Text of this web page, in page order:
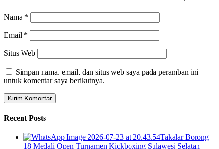
Nama *
Email *
Situs Web
Simpan nama, email, dan situs web saya pada peramban ini
untuk komentar saya berikutnya.
Recent Posts
Takalar Borong
18 Medali Open Turnamen Kickboxing Sulawesi Selatan